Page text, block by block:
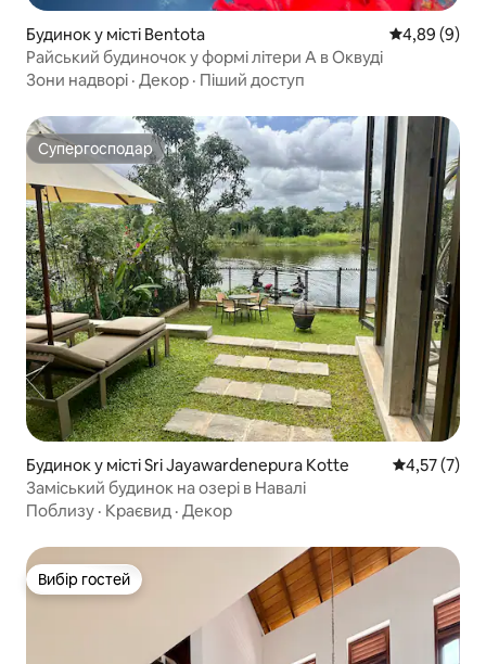
Будинок у місті Bentota Середня
4,89 (9)
Райський будиночок у формі літери А в Оквуді
Зони надворі · Декор · Піший доступ
Супергосподар
Супергосподар
Будинок у місті Sri Jayawardenepura Kotte Середня
4,57 (7)
Заміський будинок на озері в Навалі
Поблизу · Краєвид · Декор
Вибір гостей
Вибір гостей